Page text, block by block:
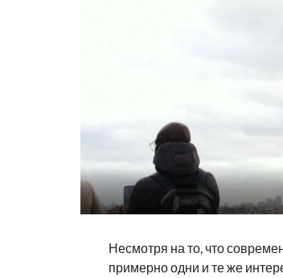
Несмотря на то, что
примерно одни и те же